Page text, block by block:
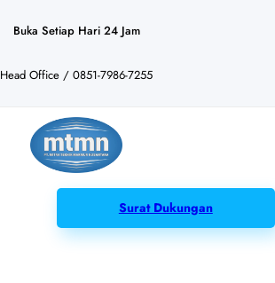
Buka Setiap Hari 24 Jam
Head Office / 0851-7986-7255
Surat Dukungan